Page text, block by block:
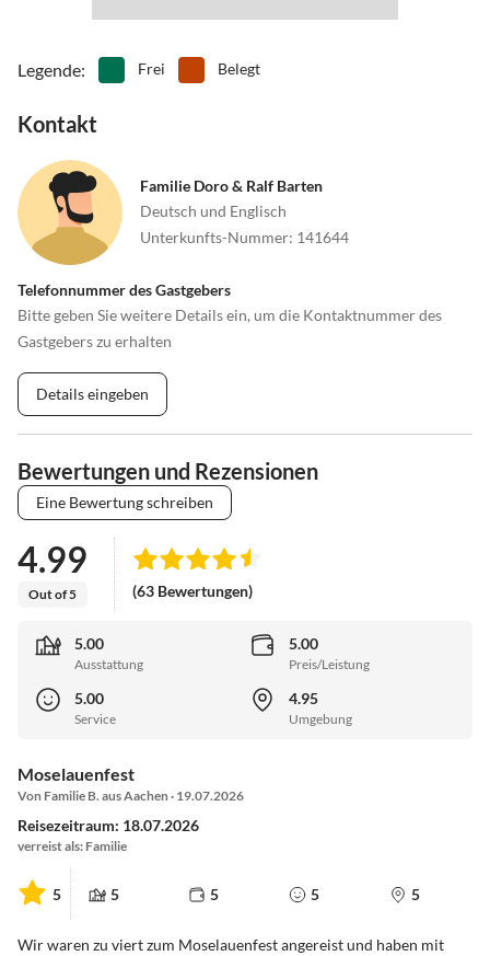
Legende: Frei Belegt
Kontakt
Familie Doro & Ralf Barten
Deutsch und Englisch
Unterkunfts-Nummer: 141644
Telefonnummer des Gastgebers
Bitte geben Sie weitere Details ein, um die Kontaktnummer des
Gastgebers zu erhalten
Details eingeben
Bewertungen und Rezensionen
Eine Bewertung schreiben
4.99
Out of 5 (63 Bewertungen)
5.00
Ausstattung
5.00
Preis/Leistung
5.00
Service
4.95
Umgebung
Moselauenfest
Von Familie B. aus Aachen · 19.07.2026
Reisezeitraum: 18.07.2026
verreist als: Familie
5 5 5 5 5
Wir waren zu viert zum Moselauenfest angereist und haben mit